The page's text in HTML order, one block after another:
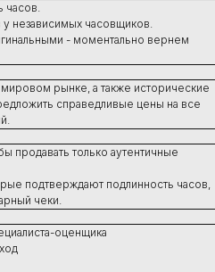
часов.
у независимых часовщиков.
- моментально вернем
рынке, а также исторические
справедливые цены на все
продавать только аутентичные
подтверждают подлинность часов,
чеки.
оценщика